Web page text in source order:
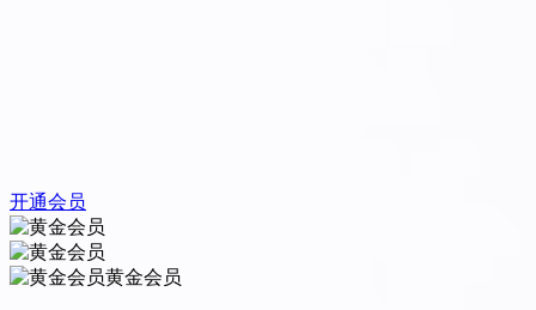
开通会员
黄金会员